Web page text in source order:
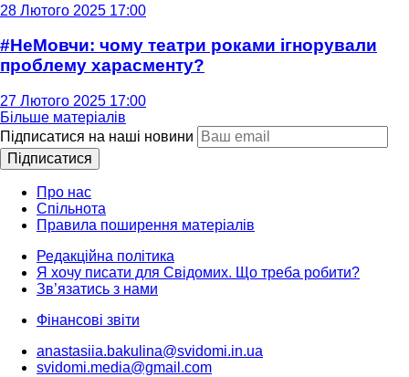
28 Лютого 2025 17:00
#НеМовчи: чому театри роками ігнорували
проблему харасменту?
27 Лютого 2025 17:00
Більше матеріалів
Підписатися на наші новини
Підписатися
Про нас
Спільнота
Правила поширення матеріалів
Редакційна політика
Я хочу писати для Свідомих. Що треба робити?
Зв’язатись з нами
Фінансові звіти
anastasiia.bakulina@svidomi.in.ua
svidomi.media@gmail.com